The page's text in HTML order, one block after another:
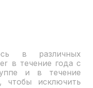
в различных
в течение года с
и в течение
чтобы исключить